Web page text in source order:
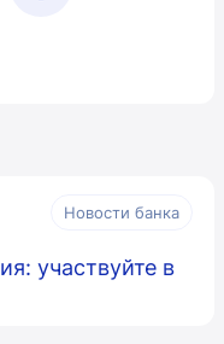
Новости банка
участвуйте в